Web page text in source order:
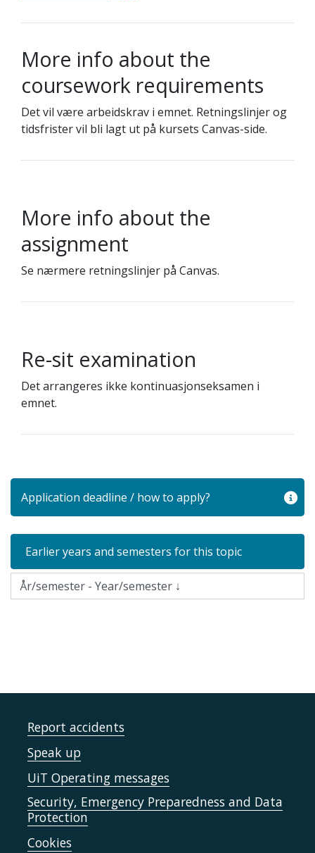
More info about the
coursework requirements
Det vil være arbeidskrav i emnet. Retningslinjer og
tidsfrister vil bli lagt ut på kursets Canvas-side.
More info about the
assignment
Se nærmere retningslinjer på Canvas.
Re-sit examination
Det arrangeres ikke kontinuasjonseksamen i
emnet.
Application deadline / how to apply?
Earlier years and semesters for this topic
Report accidents
Speak up
UiT Operating messages
Security, Emergency Preparedness and Data
Protection
Cookies